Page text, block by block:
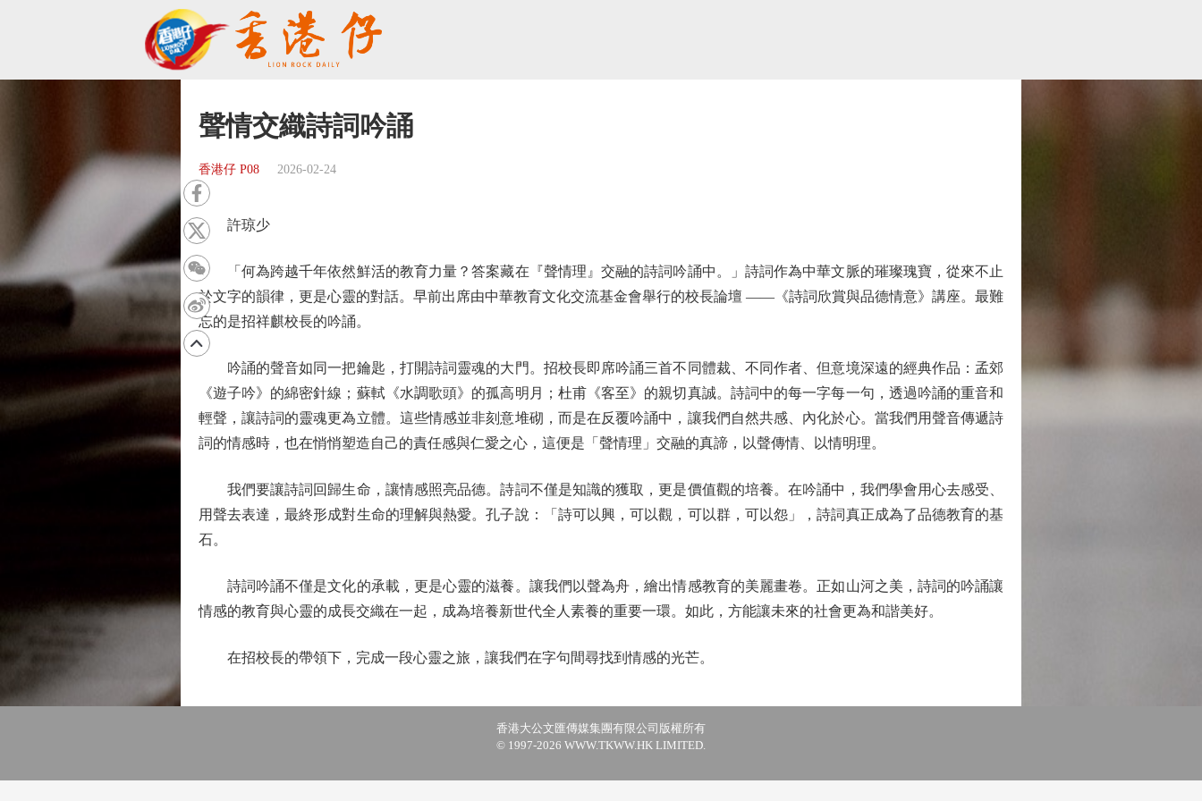
聲情交織詩詞吟誦
香港仔 P08 2026-02-24
許琼少
「何為跨越千年依然鮮活的教育力量？答案藏在『聲情理』交融的詩詞吟誦中。」詩詞作為中華文脈的璀璨瑰寶，從來不止
於文字的韻律，更是心靈的對話。早前出席由中華教育文化交流基金會舉行的校長論壇 ——《詩詞欣賞與品德情意》講座。最難
忘的是招祥麒校長的吟誦。
吟誦的聲音如同一把鑰匙，打開詩詞靈魂的大門。招校長即席吟誦三首不同體裁、不同作者、但意境深遠的經典作品：孟郊
《遊子吟》的綿密針線；蘇軾《水調歌頭》的孤高明月；杜甫《客至》的親切真誠。詩詞中的每一字每一句，透過吟誦的重音和
輕聲，讓詩詞的靈魂更為立體。這些情感並非刻意堆砌，而是在反覆吟誦中，讓我們自然共感、內化於心。當我們用聲音傳遞詩
詞的情感時，也在悄悄塑造自己的責任感與仁愛之心，這便是「聲情理」交融的真諦，以聲傳情、以情明理。
我們要讓詩詞回歸生命，讓情感照亮品德。詩詞不僅是知識的獲取，更是價值觀的培養。在吟誦中，我們學會用心去感受、
用聲去表達，最終形成對生命的理解與熱愛。孔子說：「詩可以興，可以觀，可以群，可以怨」，詩詞真正成為了品德教育的基
石。
詩詞吟誦不僅是文化的承載，更是心靈的滋養。讓我們以聲為舟，繪出情感教育的美麗畫卷。正如山河之美，詩詞的吟誦讓
情感的教育與心靈的成長交織在一起，成為培養新世代全人素養的重要一環。如此，方能讓未來的社會更為和諧美好。
在招校長的帶領下，完成一段心靈之旅，讓我們在字句間尋找到情感的光芒。
香港大公文匯傳媒集團有限公司版權所有
© 1997-2026 WWW.TKWW.HK LIMITED.